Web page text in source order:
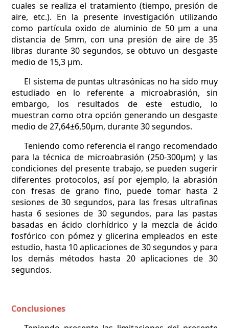
cuales se realiza el tratamiento (tiempo, presión de
aire, etc.). En la presente investigación utilizando
como partícula oxido de aluminio de 50 µm a una
distancia de 5mm, con una presión de aire de 35
libras durante 30 segundos, se obtuvo un desgaste
medio de 15,3 µm.
El sistema de puntas ultrasónicas no ha sido muy
estudiado en lo referente a microabrasión, sin
embargo, los resultados de este estudio, lo
muestran como otra opción generando un desgaste
medio de 27,64±6,50µm, durante 30 segundos.
Teniendo como referencia el rango recomendado
para la técnica de microabrasión (250-300µm) y las
condiciones del presente trabajo, se pueden sugerir
diferentes protocolos, así por ejemplo, la abrasión
con fresas de grano fino, puede tomar hasta 2
sesiones de 30 segundos, para las fresas ultrafinas
hasta 6 sesiones de 30 segundos, para las pastas
basadas en ácido clorhídrico y la mezcla de ácido
fosfórico con pómez y glicerina empleados en este
estudio, hasta 10 aplicaciones de 30 segundos y para
los demás métodos hasta 20 aplicaciones de 30
segundos.
Conclusiones